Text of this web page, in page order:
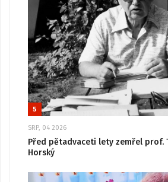
5
SRP, 04 2026
Před pětadvaceti lety zemřel prof.
Horský